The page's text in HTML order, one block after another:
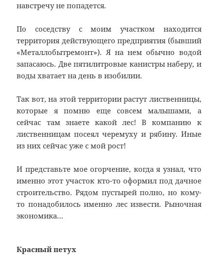
навстречу не попадется.
По соседству с моим участком находится
территория действующего предприятия (бывший
«Металлобытремонт»). Я на нем обычно водой
запасаюсь. Две пятилитровые канистры наберу, и
воды хватает на день в изобилии.
Так вот, на этой территории растут лиственницы,
которые я помню еще совсем малышами, а
сейчас там знаете какой лес! В компанию к
лиственницам посеял черемуху и рябину. Иные
из них сейчас уже с мой рост!
И представьте мое огорчение, когда я узнал, что
именно этот участок кто-то оформил под дачное
строительство. Рядом пустырей полно, но кому-
то понадобилось именно лес извести. Рыночная
экономика…
Красный петух